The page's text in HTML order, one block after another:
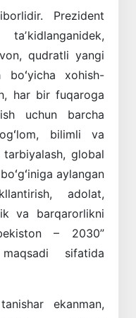
Prezident
qudratli yangi
boʻyicha xohish-
har bir fuqaroga
uchun barcha
bilimli va
tarbiyalash, global
aylangan
adolat,
va barqarorlikni
– 2030”
sifatida
ekanman,